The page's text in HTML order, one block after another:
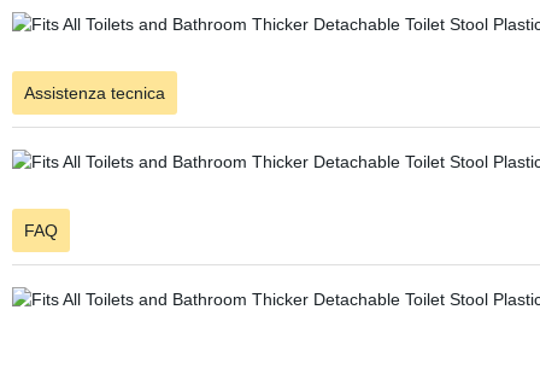
Assistenza tecnica
FAQ